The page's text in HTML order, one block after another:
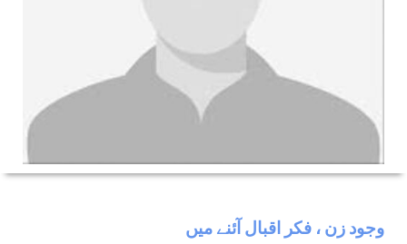
وجود زن ، فکر اقبال آئنے میں